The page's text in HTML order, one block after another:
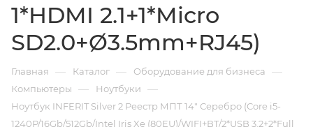
1*HDMI 2.1+1*Micro
SD2.0+Ø3.5mm+RJ45)
Главная — Каталог — Оборудование для бизнеса —
Компьютеры — Ноутбуки —
Ноутбук INFERIT Silver 2 Реестр МПТ 14" Серебро (Core i5-
1240P/16Gb/512Gb/Intel Iris Xe (80EU)/WIFI+BT/2*USB 3.2+2*Full